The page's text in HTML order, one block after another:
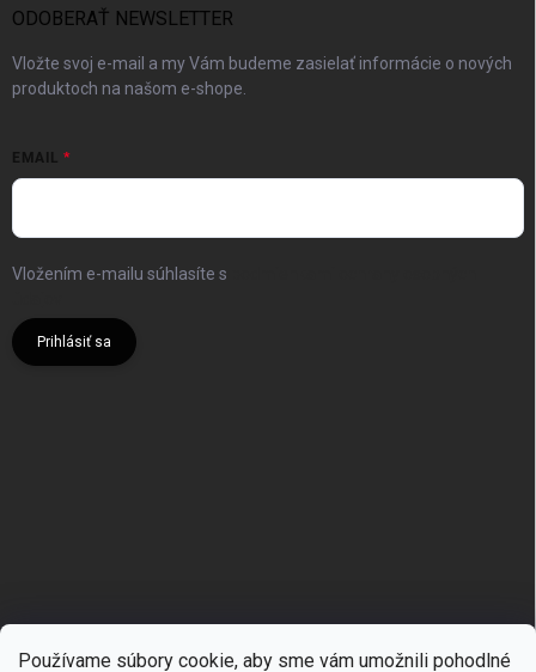
Používame súbory cookie, aby sme vám umožnili pohodlné
ODOBERAŤ NEWSLETTER
Vložte svoj e-mail a my Vám budeme zasielať informácie o nových
produktoch na našom e-shope.
EMAIL
Vložením e-mailu súhlasíte s
Prihlásiť sa